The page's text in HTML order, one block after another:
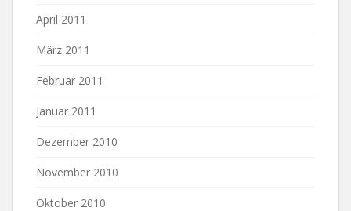
April 2011
März 2011
Februar 2011
Januar 2011
Dezember 2010
November 2010
Oktober 2010